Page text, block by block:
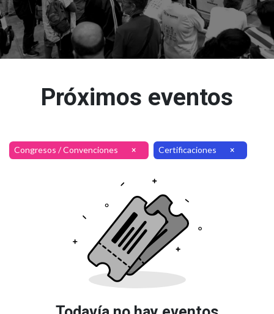
Próximos eventos
Congresos / Convenciones × Certificaciones ×